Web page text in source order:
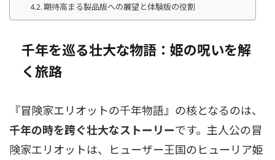
期待高まる製品版への展望と体験版の役割
千年を巡る壮大な物語：姫の呪いを解
く旅路
『冒険家エリオットの千年物語』の核となるのは、
千年の時を跨ぐ壮大なストーリーです。主人公の冒
険家エリオットは、ヒューザー王国のヒューリア姫